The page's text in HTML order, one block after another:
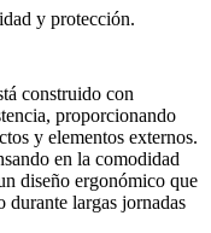
y protección.
construido con
proporcionando
y elementos externos.
en la comodidad
diseño ergonómico que
durante largas jornadas